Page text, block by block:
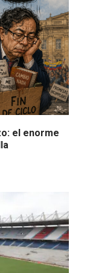
el enorme